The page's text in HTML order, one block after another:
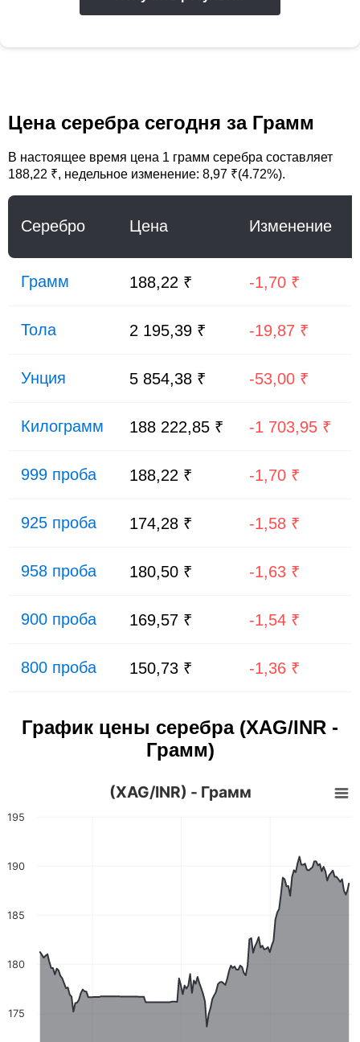
Цена серебра сегодня за Грамм
В настоящее время цена 1 грамм серебра составляет
188,22 ₹, недельное изменение: 8,97 ₹(4.72%).
Серебро Цена Изменение
Грамм 188,22 ₹ -1,70 ₹
Тола 2 195,39 ₹ -19,87 ₹
Унция 5 854,38 ₹ -53,00 ₹
Килограмм 188 222,85 ₹ -1 703,95 ₹
999 проба 188,22 ₹ -1,70 ₹
925 проба 174,28 ₹ -1,58 ₹
958 проба 180,50 ₹ -1,63 ₹
900 проба 169,57 ₹ -1,54 ₹
800 проба 150,73 ₹ -1,36 ₹
График цены серебра (XAG/INR -
Грамм)
(XAG/INR) - Грамм
175
180
185
190
195